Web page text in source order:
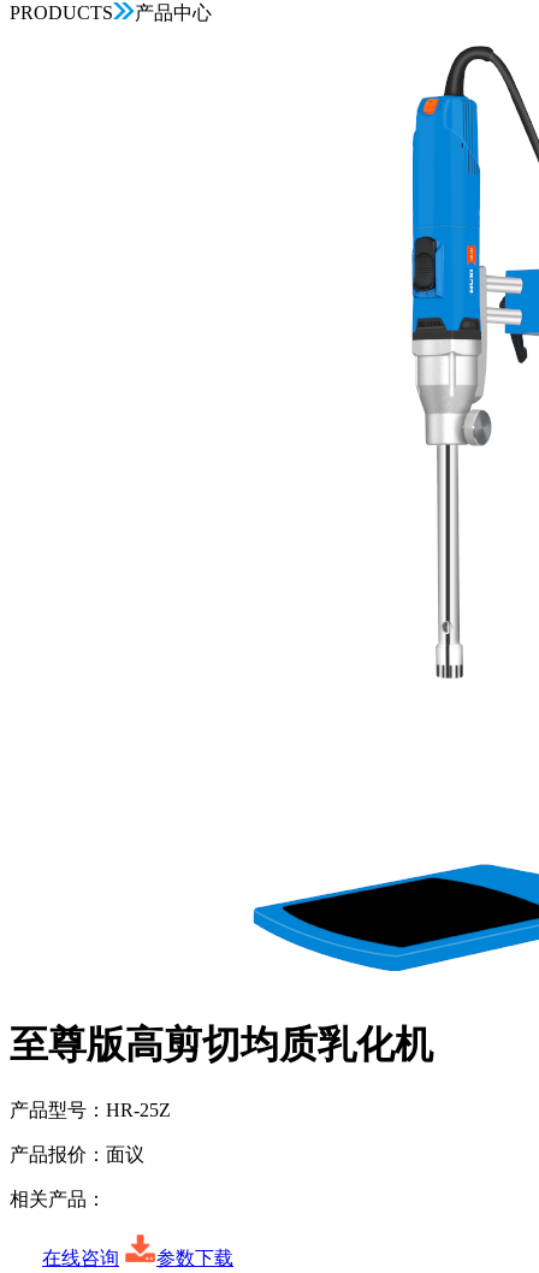
PRODUCTS 产品中心
至尊版高剪切均质乳化机
产品型号： HR-25Z
产品报价： 面议
相关产品：
在线咨询 参数下载